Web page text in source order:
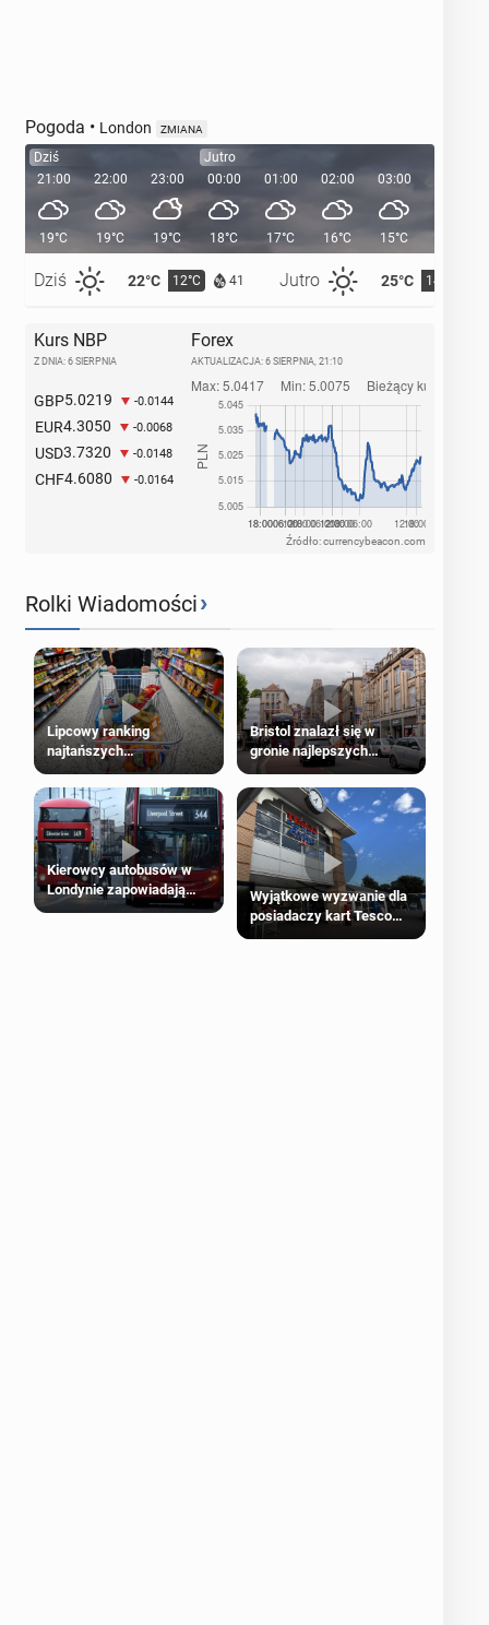
Pogoda • London ZMIANA
Dziś
21:00
19°C
Dziś 22°C 12°C 41 Jutro 25°C 14°C
22:00
19°C
23:00
19°C
Jutro
00:00
18°C
01:00
17°C
02:00
16°C
03:00
15°C
Kurs NBP
Z DNIA: 6 SIERPNIA
GBP5.0219 -0.0144
EUR4.3050 -0.0068
USD3.7320 -0.0148
CHF4.6080 -0.0164
Forex
AKTUALIZACJA: 6 SIERPNIA, 21:10
Źródło: currencybeacon.com
Rolki Wiadomości›
Lipcowy ranking
najtańszych
supermarketów
Bristol znalazł się w
gronie najlepszych
kierunków podróży na
świecie
Kierowcy autobusów w
Londynie zapowiadają
strajki
Wyjątkowe wyzwanie dla
posiadaczy kart Tesco
Clubcard!